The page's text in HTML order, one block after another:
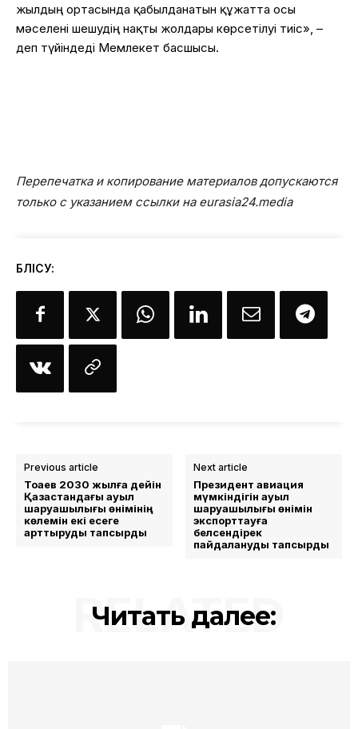
жылдың ортасында қабылданатын құжатта осы
мәселені шешудің нақты жолдары көрсетілуі тиіс», –
деп түйіндеді Мемлекет басшысы.
Перепечатка и копирование материалов допускаются
только с указанием ссылки на eurasia24.media
БӨЛІСУ:
Previous article
Тоқаев 2030 жылға дейін
Қазақстандағы ауыл
шаруашылығы өнімінің
көлемін екі есеге
арттыруды тапсырды
Next article
Президент авиация
мүмкіндігін ауыл
шаруашылығы өнімін
экспорттауға
белсендірек
пайдалануды тапсырды
Читать далее:
RELATED